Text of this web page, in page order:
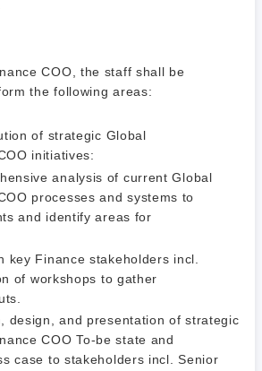
COO, the staff shall be
the following areas:
of strategic Global
initiatives:
analysis of current Global
processes and systems to
and identify areas for
key Finance stakeholders incl.
of workshops to gather
design, and presentation of strategic
COO To-be state and
case to stakeholders incl. Senior
事業管理
新規事業企画・立上げ
M&A・事業投資
政策渉外
その他企画業務
資源・環境
・船舶
金属
・アパレル・消費財
ヘルスケア・ライフサイエンス
40代
件を入力ください
第二新卒
スタートアップ企
業